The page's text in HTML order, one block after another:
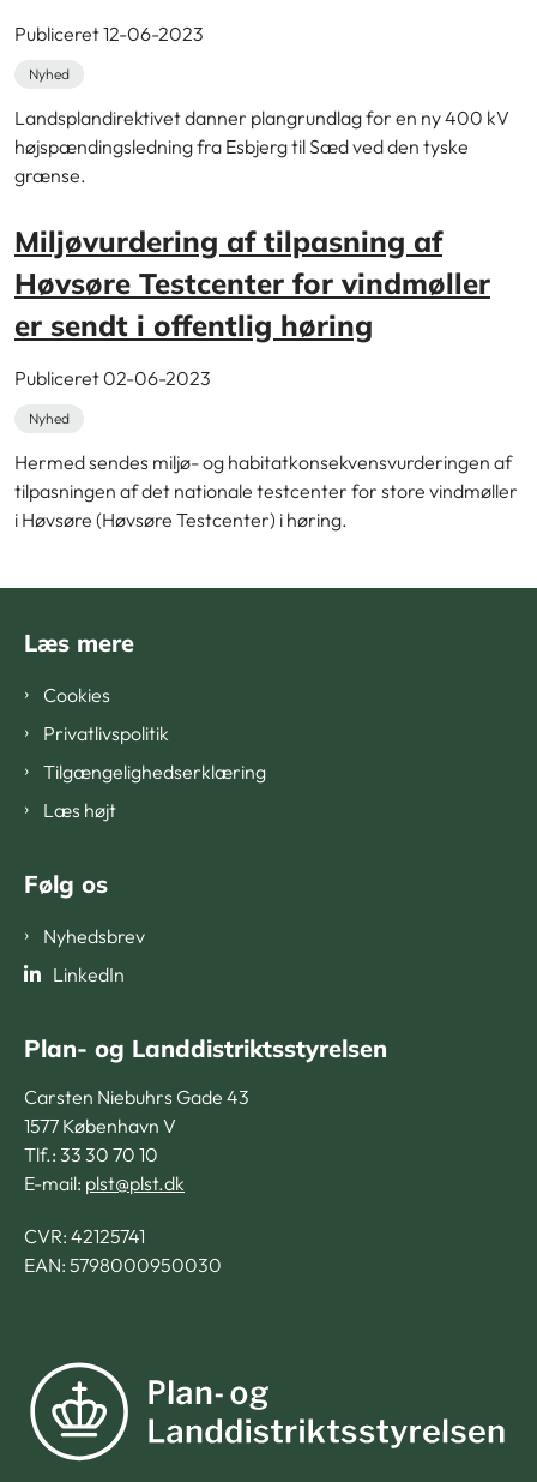
Publiceret 12-06-2023
Nyhed
Landsplandirektivet danner plangrundlag for en ny 400 kV
højspændingsledning fra Esbjerg til Sæd ved den tyske
grænse.
Miljøvurdering af tilpasning af
Høvsøre Testcenter for vindmøller
er sendt i offentlig høring
Publiceret 02-06-2023
Nyhed
Hermed sendes miljø- og habitatkonsekvensvurderingen af
tilpasningen af det nationale testcenter for store vindmøller
i Høvsøre (Høvsøre Testcenter) i høring.
Læs mere
Cookies
Privatlivspolitik
Tilgængelighedserklæring
Læs højt
Følg os
Nyhedsbrev
LinkedIn
Plan- og Landdistriktsstyrelsen
Carsten Niebuhrs Gade 43
1577 København V
Tlf.: 33 30 70 10
E-mail: plst@plst.dk
CVR: 42125741
EAN: 5798000950030